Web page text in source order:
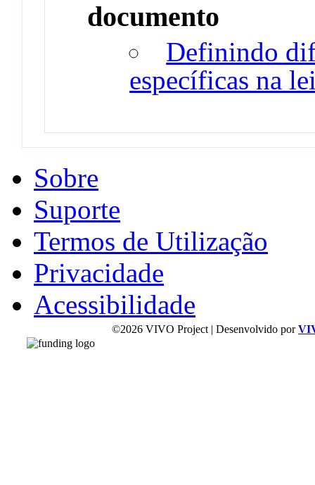
documento
Definindo
específicas na
Sobre
Suporte
Termos de Utilização
Privacidade
Acessibilidade
©2026 VIVO Project | Desenvolvido por